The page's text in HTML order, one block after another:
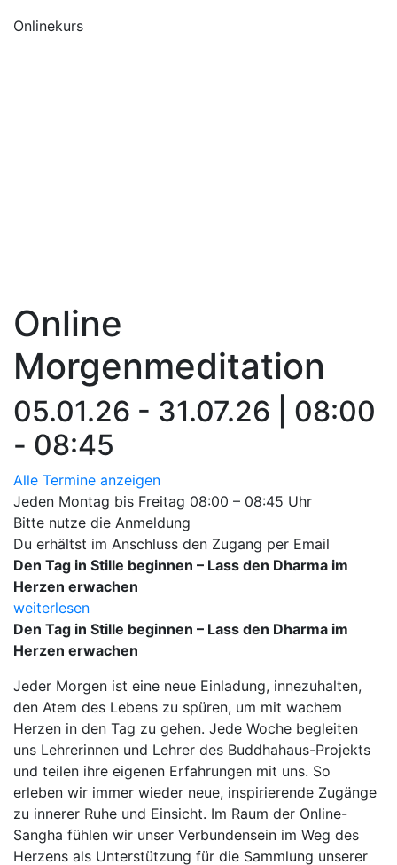
Onlinekurs
Online
Morgenmeditation
05.01.26 - 31.07.26 | 08:00
- 08:45
Alle Termine anzeigen
Jeden Montag bis Freitag 08:00 – 08:45 Uhr
Bitte nutze die Anmeldung
Du erhältst im Anschluss den Zugang per Email
Den Tag in Stille beginnen – Lass den Dharma im
Herzen erwachen
weiterlesen
Den Tag in Stille beginnen – Lass den Dharma im
Herzen erwachen
Jeder Morgen ist eine neue Einladung, innezuhalten,
den Atem des Lebens zu spüren, um mit wachem
Herzen in den Tag zu gehen. Jede Woche begleiten
uns Lehrerinnen und Lehrer des Buddhahaus-Projekts
und teilen ihre eigenen Erfahrungen mit uns. So
erleben wir immer wieder neue, inspirierende Zugänge
zu innerer Ruhe und Einsicht. Im Raum der Online-
Sangha fühlen wir unser Verbundensein im Weg des
Herzens als Unterstützung für die Sammlung unserer